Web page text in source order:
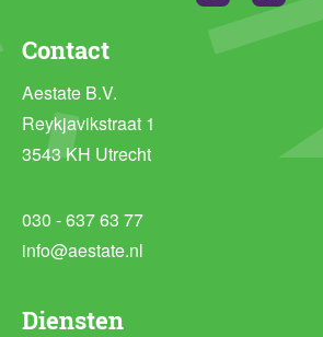
Diensten
Contact
Aestate B.V.
Reykjavikstraat 1
3543 KH Utrecht
030 - 637 63 77
info@aestate.nl